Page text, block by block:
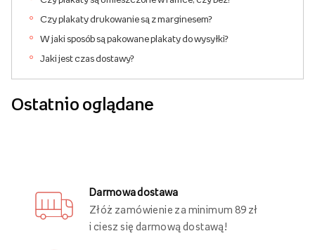
Czy plakaty drukowanie są z marginesem?
W jaki sposób są pakowane plakaty do wysyłki?
Jaki jest czas dostawy?
Ostatnio oglądane
Darmowa dostawa
Złóż zamówienie za minimum 89 zł
i ciesz się darmową dostawą!